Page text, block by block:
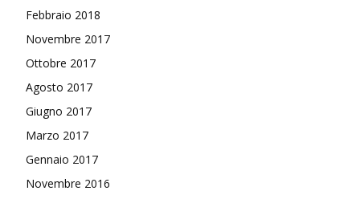
Febbraio 2018
Novembre 2017
Ottobre 2017
Agosto 2017
Giugno 2017
Marzo 2017
Gennaio 2017
Novembre 2016